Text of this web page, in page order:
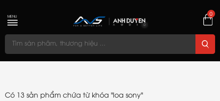
0
MENU
Có 13 sản phẩm chứa từ khóa "loa sony"